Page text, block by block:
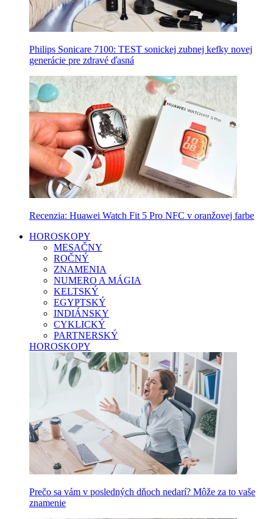
Philips Sonicare 7100: TEST sonickej zubnej kefky novej
generácie pre zdravé ďasná
Recenzia: Huawei Watch Fit 5 Pro NFC v oranžovej farbe
HOROSKOPY
MESAČNY
ROČNÝ
ZNAMENIA
NUMERO A MÁGIA
KELTSKÝ
EGYPTSKÝ
INDIÁNSKY
CYKLICKÝ
PARTNERSKÝ
HOROSKOPY
Prečo sa vám v posledných dňoch nedarí? Môže za to vaše
znamenie